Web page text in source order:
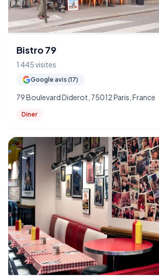
Bistro 79
1 445 visites
Google avis (17)
79 Boulevard Diderot, 75012 Paris, France
Diner